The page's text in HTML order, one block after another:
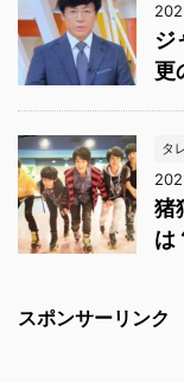
ジ
更
タ
猪
は
スポンサーリンク